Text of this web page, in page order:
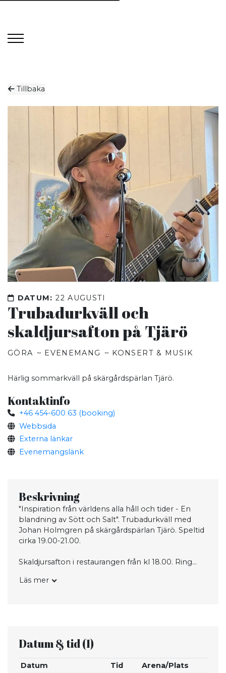
Tillbaka
DATUM: 22 AUGUSTI
Trubadurkväll och
skaldjursafton på Tjärö
GÖRA EVENEMANG KONSERT & MUSIK
Härlig sommarkväll på skärgårdspärlan Tjärö.
Kontaktinfo
+46 454-600 63 (booking)
Webbsida
Externa länkar
Evenemangslänk
Beskrivning
"Inspiration från världens alla håll och tider - En
blandning av Sött och Salt". Trubadurkväll med
Johan Holmgren på skärgårdspärlan Tjärö. Speltid
cirka 19.00-21.00.
Skaldjursafton i restaurangen från kl 18.00. Ring
skaldjursafton är 595 kr för vuxna och 135 kr för
För båttider från och till Järnavik, se extern länk.
Arrangör: Tjärö
Läs mer
Datum & tid(1)
Datum Tid
Arena/Plats